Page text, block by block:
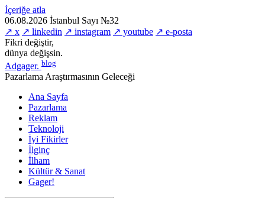
İçeriğe atla
06.08.2026 İstanbul Sayı №32
↗ x ↗ linkedin ↗ instagram ↗ youtube ↗ e-posta
Fikri değiştir,
dünya değişsin.
Adgager. blog
Pazarlama Araştırmasının Geleceği
Ana Sayfa
Pazarlama
Reklam
Teknoloji
İyi Fikirler
İlginç
İlham
Kültür & Sanat
Gager!